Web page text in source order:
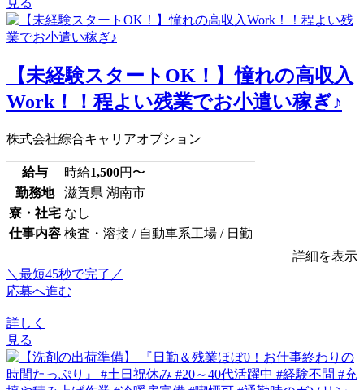
【未経験スタートOK！】憧れの高収入
Work！！程よい残業でお小遣い稼ぎ♪
株式会社綜合キャリアオプション
給与 時給1,500円〜
勤務地
滋賀県 湖南市
寮・社宅 なし
仕事内容 検査・溶接 / 自動車系工場 / 日勤
詳細を表示
＼最短45秒で完了／
応募へ進む
詳しく
見る